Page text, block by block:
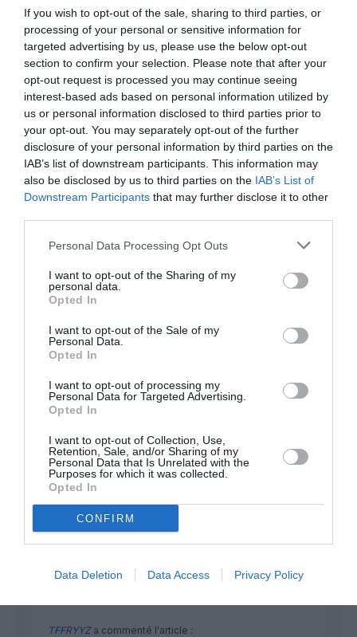
If you wish to opt-out of the sale, sharing to third parties, or
processing of your personal or sensitive information for
targeted advertising by us, please use the below opt-out
section to confirm your selection. Please note that after your
opt-out request is processed you may continue seeing
interest-based ads based on personal information utilized by
us or personal information disclosed to third parties prior to
your opt-out. You may separately opt-out of the further
disclosure of your personal information by third parties on the
IAB’s list of downstream participants. This information may
also be disclosed by us to third parties on the IAB’s List of
Downstream Participants that may further disclose it to other
Personal Data Processing Opt Outs
I want to opt-out of the Sharing of my
personal data.
Opted In
I want to opt-out of the Sale of my
Personal Data.
Opted In
I want to opt-out of processing my
Personal Data for Targeted Advertising.
Opted In
I want to opt-out of Collection, Use,
Retention, Sale, and/or Sharing of my
Personal Data that Is Unrelated with the
Purposes for which it was collected.
Opted In
CONFIRM
Data Deletion Data Access Privacy Policy
RÉPONDRE
LAISSER UN COMMENTAIRE
FAIRE UN DON
Appel aux lecteurs !
développement !
DERNIERS COMMENTAIRES
Manfoua commenté l'article :
une saison record malgré le contexte géopolitique
TFFRYYZa commenté l'article :